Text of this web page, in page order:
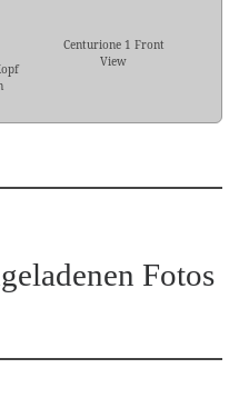
Centurione 1 Front
View
Fotos